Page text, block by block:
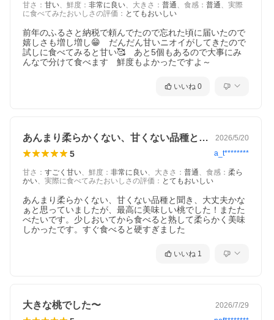
甘さ ： 甘い、 鮮度 ： 非常に良い、 大きさ ： 普通、 食感 ： 普通、 実際
に食べてみたおいしさの評価 ： とてもおいしい
前年のふるさと納税で頼んでたので忘れた頃に届いたので
嬉しさも増し増し😁　だんだん甘いニオイがしてきたので
試しに食べてみると甘い🥰　あと5個もあるので大事にみ
んなで分けて食べます　鮮度もよかったですよ～
いいね 0
あんまり柔らかくない、甘くない品種と聞… 2026/5/20
5 a_t********
甘さ ： すごく甘い、 鮮度 ： 非常に良い、 大きさ ： 普通、 食感 ： 柔ら
かい、 実際に食べてみたおいしさの評価 ： とてもおいしい
あんまり柔らかくない、甘くない品種と聞き、大丈夫かな
ぁと思っていましたが、最高に美味しい桃でした！またた
べたいです。少しおいてから食べると熟して柔らかく美味
しかったです。すぐ食べると硬すぎました
いいね 1
大きな桃でした〜 2026/7/29